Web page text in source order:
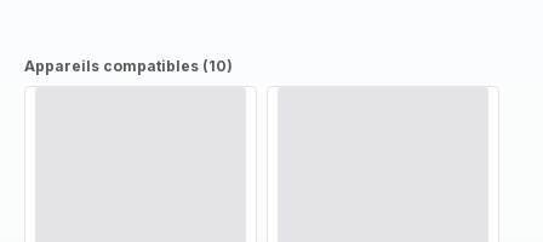
Appareils compatibles (10)